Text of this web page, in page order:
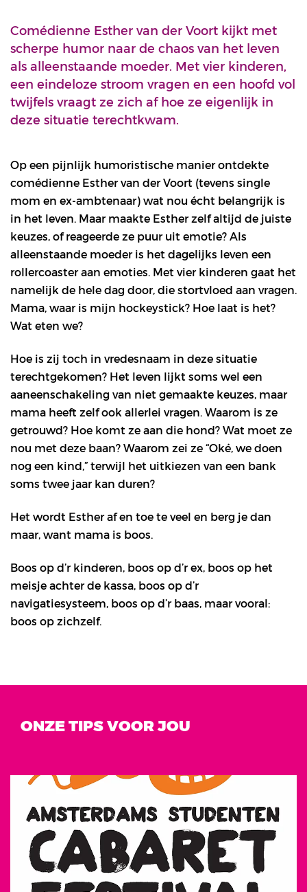
Comédienne Esther van der Voort kijkt met
scherpe humor naar de chaos van het leven
als alleenstaande moeder. Met vier kinderen,
een eindeloze stroom vragen en een hoofd vol
twijfels vraagt ze zich af hoe ze eigenlijk in
deze situatie terechtkwam.
Op een pijnlijk humoristische manier ontdekte
comédienne Esther van der Voort (tevens single
mom en ex-ambtenaar) wat nou écht belangrijk is
in het leven. Maar maakte Esther zelf altijd de juiste
keuzes, of reageerde ze puur uit emotie? Als
alleenstaande moeder is het dagelijks leven een
rollercoaster aan emoties. Met vier kinderen gaat het
namelijk de hele dag door, die stortvloed aan vragen.
Mama, waar is mijn hockeystick? Hoe laat is het?
Wat eten we?
Hoe is zij toch in vredesnaam in deze situatie
terechtgekomen? Het leven lijkt soms wel een
aaneenschakeling van niet gemaakte keuzes, maar
mama heeft zelf ook allerlei vragen. Waarom is ze
getrouwd? Hoe komt ze aan die hond? Wat moet ze
nou met deze baan? Waarom zei ze “Oké, we doen
nog een kind,” terwijl het uitkiezen van een bank
soms twee jaar kan duren?
Het wordt Esther af en toe te veel en berg je dan
maar, want mama is boos.
Boos op d’r kinderen, boos op d’r ex, boos op het
meisje achter de kassa, boos op d’r
navigatiesysteem, boos op d’r baas, maar vooral:
boos op zichzelf.
ONZE TIPS VOOR JOU